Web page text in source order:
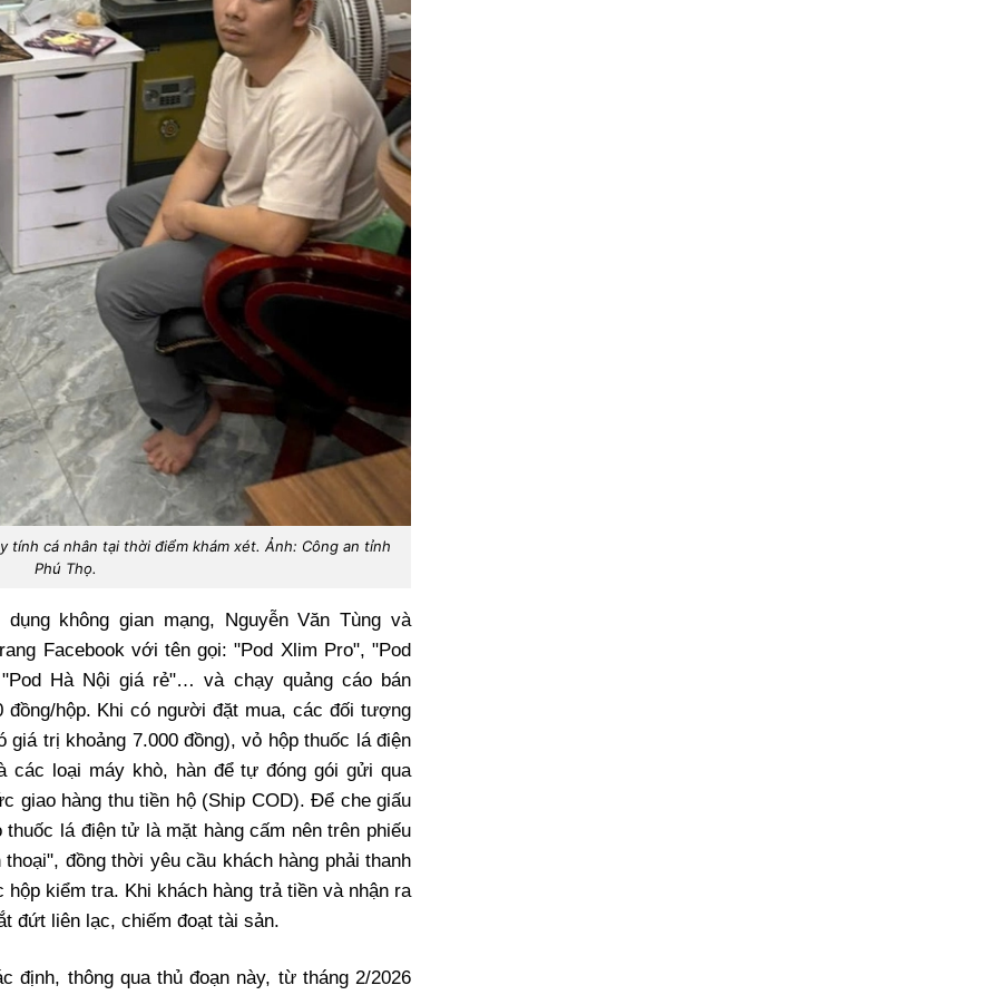
tính cá nhân tại thời điểm khám xét. Ảnh: Công an tỉnh
Phú Thọ.
không gian mạng, Nguyễn Văn Tùng và
Facebook với tên gọi: "Pod Xlim Pro", "Pod
Hà Nội giá rẻ"… và chạy quảng cáo bán
hộp. Khi có người đặt mua, các đối tượng
giá trị khoảng 7.000 đồng), vỏ hộp thuốc lá điện
các loại máy khò, hàn để tự đóng gói gửi qua
giao hàng thu tiền hộ (Ship COD). Để che giấu
lá điện tử là mặt hàng cấm nên trên phiếu
đồng thời yêu cầu khách hàng phải thanh
kiểm tra. Khi khách hàng trả tiền và nhận ra
đứt liên lạc, chiếm đoạt tài sản.
định, thông qua thủ đoạn này, từ tháng 2/2026